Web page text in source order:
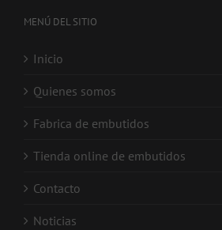
MENÚ DEL SITIO
Inicio
Quienes somos
Fabrica de embutidos
Tienda online de embutidos
Contacto
Noticias